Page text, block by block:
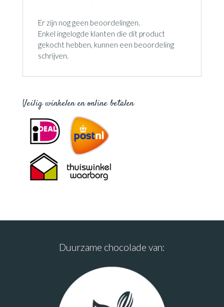
Er zijn nog geen beoordelingen.
Enkel ingelogde klanten die dit product
gekocht hebben, kunnen een beoordeling
schrijven.
Veilig winkelen en online betalen
Duurzame chocolade van: